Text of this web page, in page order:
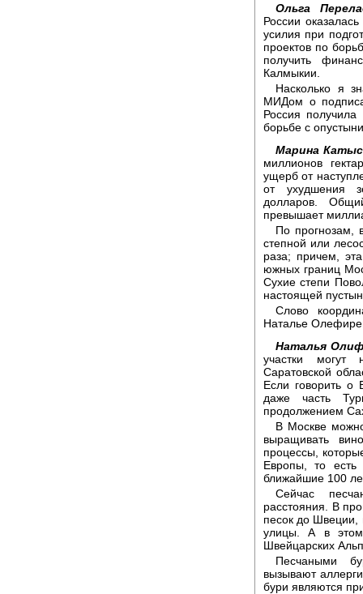
Ольга
России
усилия при
проектов по
получить
Калмыкии.
Насколько я
МИДом о
Россия
борьбе с
Марина
миллионов
ущерб от
от ухудшения
долларов.
превышает
По прогнозам,
степной или
раза; причем,
южных границ
Сухие степи
настоящей
Слово
Наталье
Наталья
участки могут
Саратовской
Если говорить о
даже часть
продолжением
В Москве
выращивать
процессы,
Европы, то есть
ближайшие 100
Сейчас
расстояния. В
песок до
улицы. А в этом
Швейцарских
Песчаными
вызывают
бури являются